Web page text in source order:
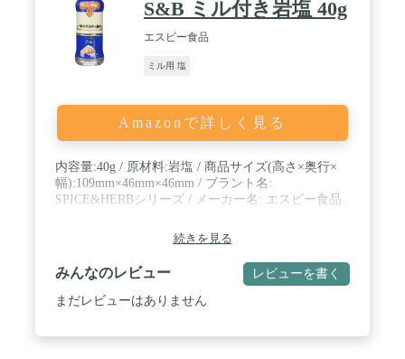
S&B ミル付き岩塩 40g
エスビー食品
ミル用 塩
Amazonで詳しく見る
内容量:40g / 原材料:岩塩 / 商品サイズ(高さ×奥行×
幅):109mm×46mm×46mm / ブラント名:
SPICE&HERBシリーズ / メーカー名: エスビー食品
続きを見る
みんなのレビュー レビューを書く
まだレビューはありません